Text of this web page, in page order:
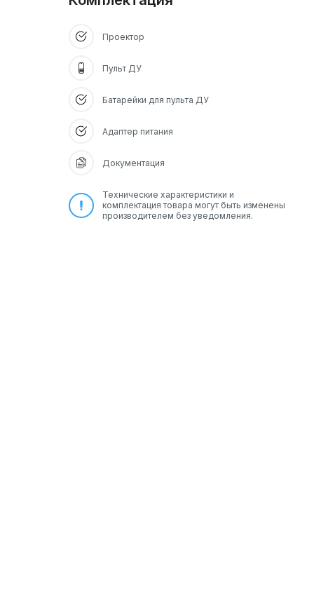
Проектор
Пульт ДУ
Батарейки для пульта ДУ
Адаптер питания
Документация
Технические характеристики и
комплектация товара могут быть изменены
производителем без уведомления.